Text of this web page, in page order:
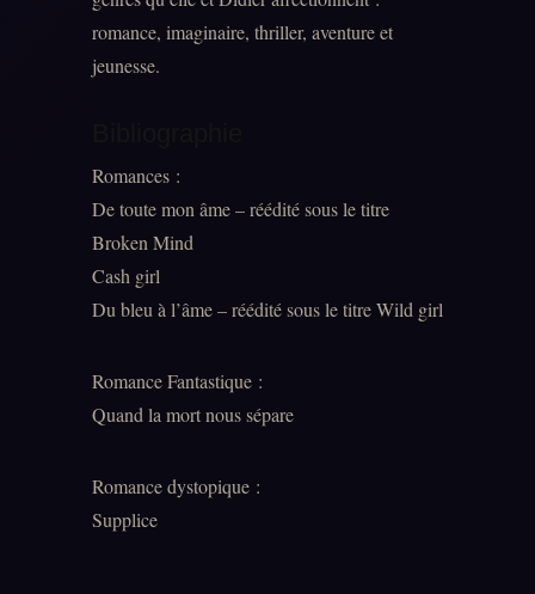
romance, imaginaire, thriller, aventure et
jeunesse.
Romances :
De toute mon âme – réédité sous le titre
Broken Mind
Cash girl
Du bleu à l’âme – réédité sous le titre Wild girl
Romance Fantastique :
Quand la mort nous sépare
Romance dystopique :
Supplice